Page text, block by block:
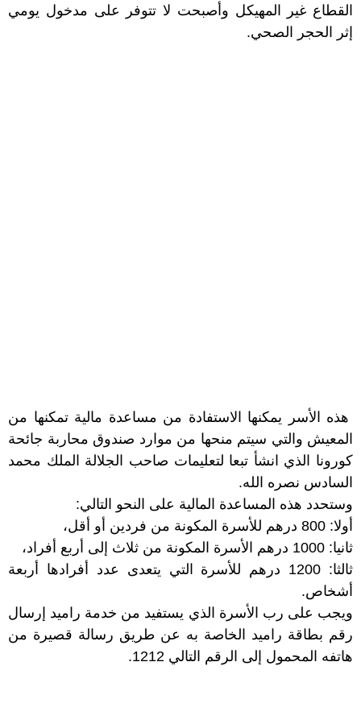
القطاع غير المهيكل وأصبحت لا تتوفر على مدخول يومي
إثر الحجر الصحي.
هذه الأسر يمكنها الاستفادة من مساعدة مالية تمكنها من
المعيش والتي سيتم منحها من موارد صندوق محاربة جائحة
كورونا الذي انشأ تبعا لتعليمات صاحب الجلالة الملك محمد
السادس نصره الله.
وستحدد هذه المساعدة المالية على النحو التالي:
أولا: 800 درهم للأسرة المكونة من فردين أو أقل،
ثانيا: 1000 درهم الأسرة المكونة من ثلاث إلى أربع أفراد،
ثالثا: 1200 درهم للأسرة التي يتعدى عدد أفرادها أربعة
أشخاص.
ويجب على رب الأسرة الذي يستفيد من خدمة راميد إرسال
رقم بطاقة راميد الخاصة به عن طريق رسالة قصيرة من
هاتفه المحمول إلى الرقم التالي 1212.